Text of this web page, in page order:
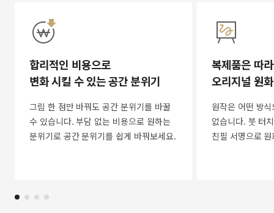
합리적인 비용으로
변화 시킬 수 있는 공간 분위기
그림 한 점만 바꿔도 공간 분위기를 바꿀
수 있습니다. 부담 없는 비용으로 원하는
분위기로 공간 분위기를 쉽게 바꿔보세요.
복제품은 따
오리지널 원
원작은 어떤 방
없습니다. 붓 터
친필 서명으로